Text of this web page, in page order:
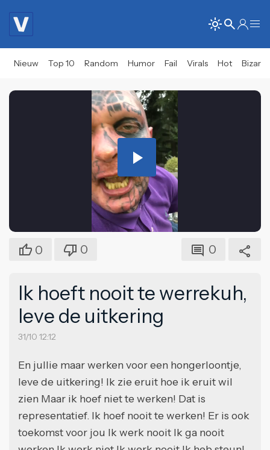
Nieuw Top 10 Random Humor Fail Virals Hot Bizar
Play
Video
0 0 0
Ik hoeft nooit te werrekuh,
leve de uitkering
31/10 12:12
En jullie maar werken voor een hongerloontje,
leve de uitkering! Ik zie eruit hoe ik eruit wil
zien Maar ik hoef niet te werken! Dat is
representatief. Ik hoef nooit te werken! Er is ook
toekomst voor jou Ik werk nooit Ik ga nooit